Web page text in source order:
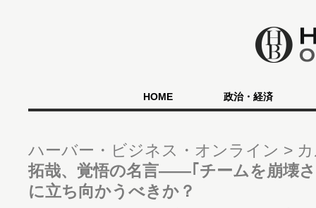
HOME 政治・経済
ハーバー・ビジネス・オンライン
拓哉、覚悟の名言――｢チームを崩壊
に立ち向かうべきか？